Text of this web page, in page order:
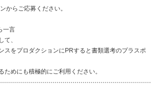
からご応募ください。
一言
て、
スをプロダクションにPRすると書類選考のプラスポ
ためにも積極的にご利用ください。